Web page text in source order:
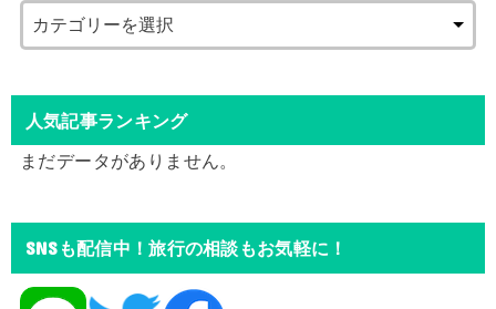
人気記事ランキング
まだデータがありません。
SNSも配信中！旅行の相談もお気軽に！